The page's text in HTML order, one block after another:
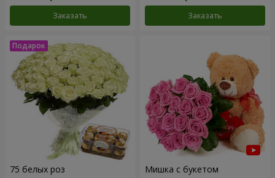
Заказать Заказать
75 белых роз Мишка с букетом